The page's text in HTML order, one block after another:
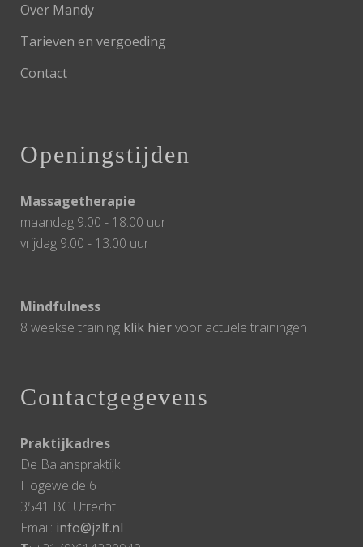
Over Mandy
Tarieven en vergoeding
Contact
Openingstijden
Massagetherapie
maandag 9.00 - 18.00 uur
vrijdag 9.00 - 13.00 uur
Mindfulness
8 weekse training klik hiervoor actuele trainingen
Contactgegevens
Praktijkadres
De Balanspraktijk
Hogeweide 6
3541 BC Utrecht
Email: info@jzlf.nl